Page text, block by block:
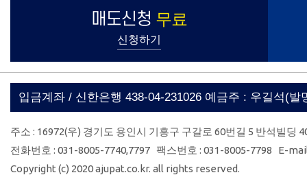
매도신청 무료
신청하기
입금계좌 / 신한은행 438-04-231026 예금주 : 우길석(발
주소 : 16972(우) 경기도 용인시 기흥구 구갈로 60번길 5 반석빌
전화번호 : 031-8005-7740,7797 팩스번호 : 031-8005-7798 E-
Copyright (c) 2020 ajupat.co.kr. all rights reserved.